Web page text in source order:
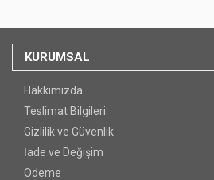
KURUMSAL
Hakkımızda
Teslimat Bilgileri
Gizlilik ve Güvenlik
İade ve Değişim
Ödeme